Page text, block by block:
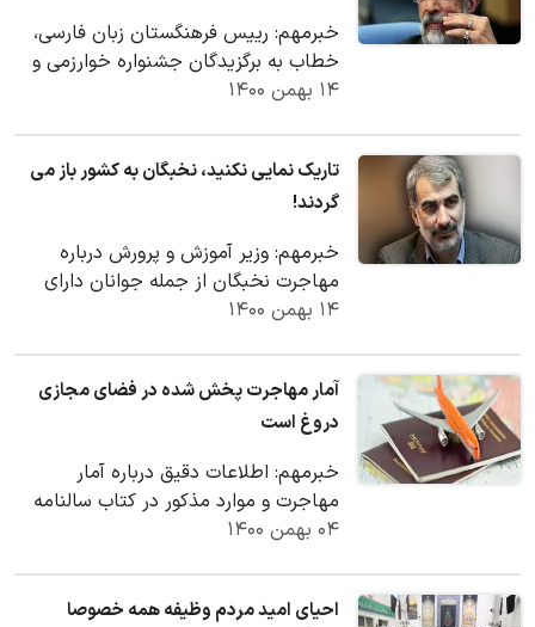
خبرمهم: رییس فرهنگستان زبان فارسی،
خطاب به برگزیدگان جشنواره خوارزمی و
مدال آوران علمی گفت: همه شما در
۱۴ بهمن ۱۴۰۰
تاریک نمایی نکنید، نخبگان به کشور باز می
گردند!
خبرمهم: وزیر آموزش و پرورش درباره
مهاجرت نخبگان از جمله جوانان دارای
مدال در المپیادهای علمی، گفت: بسیاری
۱۴ بهمن ۱۴۰۰
آمار مهاجرت پخش شده در فضای مجازی
دروغ است
خبرمهم: اطلاعات دقیق درباره آمار
مهاجرت و موارد مذکور در کتاب سالنامه
آمار مهاجرت ایران که به همت رصد خانه
۰۴ بهمن ۱۴۰۰
احیای امید مردم وظیفه همه خصوصا